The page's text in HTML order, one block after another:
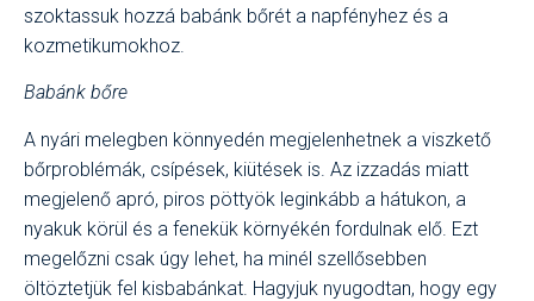
szoktassuk hozzá babánk bőrét a napfényhez és a
kozmetikumokhoz.
Babánk bőre
A nyári melegben könnyedén megjelenhetnek a viszkető
bőrproblémák, csípések, kiütések is. Az izzadás miatt
megjelenő apró, piros pöttyök leginkább a hátukon, a
nyakuk körül és a fenekük környékén fordulnak elő. Ezt
megelőzni csak úgy lehet, ha minél szellősebben
öltöztetjük fel kisbabánkat. Hagyjuk nyugodtan, hogy egy